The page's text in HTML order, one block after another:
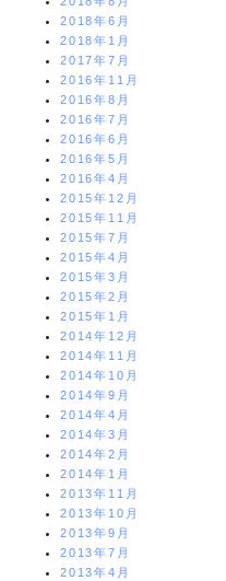
2018年6月
2018年1月
2017年7月
2016年11月
2016年8月
2016年7月
2016年6月
2016年5月
2016年4月
2015年12月
2015年11月
2015年7月
2015年4月
2015年3月
2015年2月
2015年1月
2014年12月
2014年11月
2014年10月
2014年9月
2014年4月
2014年3月
2014年2月
2014年1月
2013年11月
2013年10月
2013年9月
2013年7月
2013年4月